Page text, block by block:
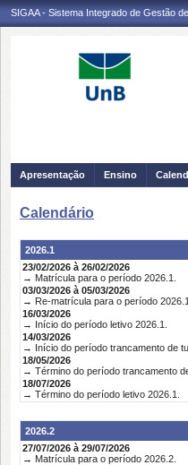
SIGAA - Sistema Integrado de Gestão
Apresentação Ensino
Calendário
2026.1
23/02/2026 à 26/02/2026
→ Matrícula para o período 2026.1.
03/03/2026 à 05/03/2026
→ Re-matrícula para o período 2026.1.
16/03/2026
→ Início do período letivo 2026.1.
14/03/2026
→ Início do período trancamento de
18/05/2026
→ Término do período trancamento
18/07/2026
→ Término do período letivo 2026.1.
2026.2
27/07/2026 à 29/07/2026
→ Matrícula para o período 2026.2.